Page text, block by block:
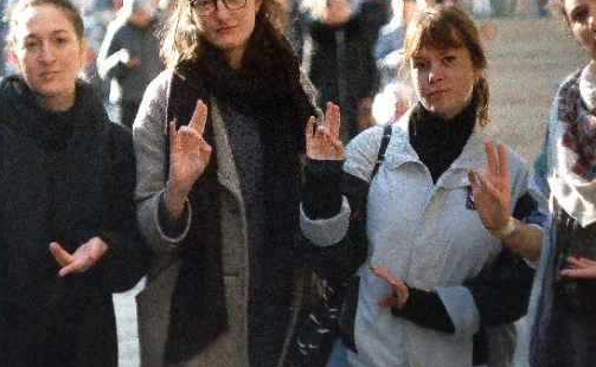
Hyblab
Hermine social media